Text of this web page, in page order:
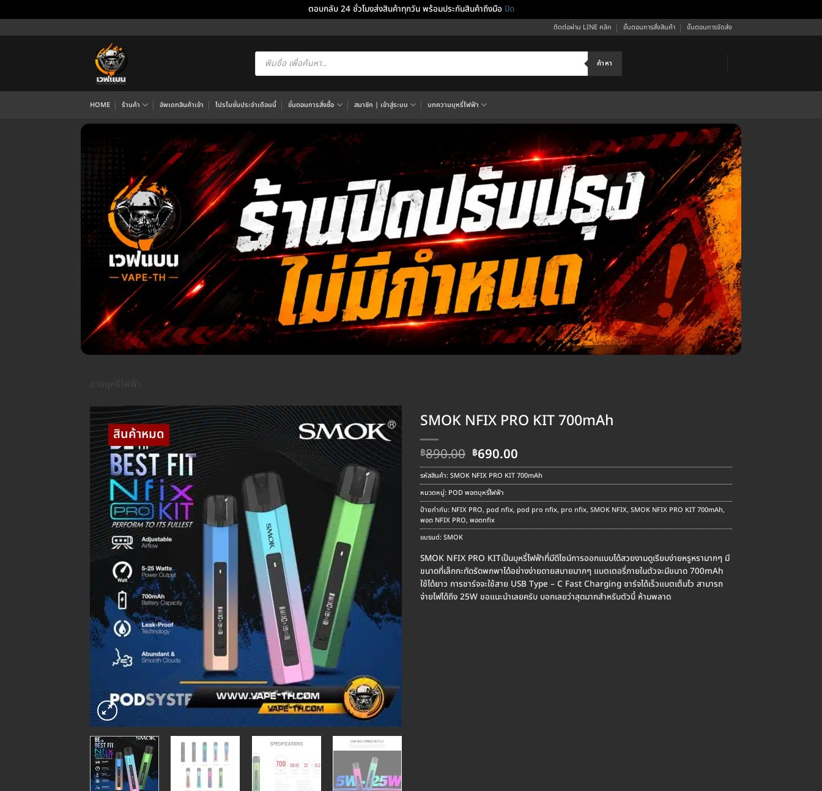
ตอบกลับ 24 ชั่วโมงส่งสินค้าทุกวัน พร้อมประกันสินค้าถึงมือ ปิด
ไป
ติดต่อผ่าน LINE คลิก ขั้นตอนการสั่งสินค้า ขั้นตอนการจัดส่ง
Products
search ค้าหา
HOME ร้านค้า อัพเดทสินค้าเข้า โปรโมชั่นประจำเดือนนี้ ขั้นตอนการสั่งซื้อ สมาชิก | เข้าสู่ระบบ บทความบุหรี่ไฟฟ้า
SMOK NFIX PRO KIT 700mAh
฿890.00 Original
price
was:
฿890.00.
฿690.00
price
is:
฿690.00.
รหัสสินค้า:SMOK NFIX PRO KIT 700mAh
หมวดหมู่: POD พอตบุหรี่ไฟฟ้า
ป้ายกำกับ: NFIX PRO, pod nfix, pod pro nfix, pro nfix, SMOK NFIX, SMOK NFIX PRO KIT 700mAh,
พอต NFIX PRO, พอตnfix
แบรนด์:SMOK
SMOK NFIX PRO KITเป็นบุหรี่ไฟฟ้าที่มีดีไซน์การออกแบบได้สวยงามดูเรียบง่ายหรูหรามากๆ มี
ขนาดที่เล็กกะทัดรัดพกพาได้อย่างง่ายดายสบายมากๆ แบตเตอรี่ภายในตัวจะมีขนาด 700mAh
ใช้ได้ยาว การชาร์จจะใช้สาย USB Type – C Fast Charging ชาร์จได้เร็วแบตเต็มไว สามารถ
จ่ายไฟได้ถึง 25W ขอแนะนำเลยครับ บอกเลยว่าสุดมากสำหรับตัวนี้ ห้ามพลาด